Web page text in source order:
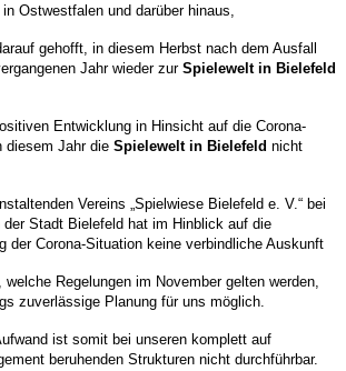
Ostwestfalen und darüber hinaus,
gehofft, in diesem Herbst nach dem Ausfall
Jahr wieder zur Spielewelt in Bielefeld
Entwicklung in Hinsicht auf die Corona-
diesem Jahr die Spielewelt in Bielefeld nicht
Vereins „Spielwiese Bielefeld e. V.“ bei
der Stadt Bielefeld hat im Hinblick auf die
der Corona-Situation keine verbindliche Auskunft
Regelungen im November gelten werden,
zuverlässige Planung für uns möglich.
ist somit bei unseren komplett auf
beruhenden Strukturen nicht durchführbar.